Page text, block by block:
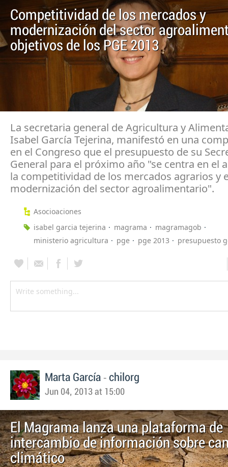
Competitividad de los mercados y
modernización del sector
objetivos de los PGE 2013
La secretaria general de Agricultura y
Isabel García Tejerina, manifestó en una
en el Congreso que el presupuesto de su
General para el próximo año "se centra en el
la competitividad de los mercados agrarios y
modernización del sector agroalimentario".
Asocioaciones
isabel garcia tejerina
magrama
magramagob
ministerio agricultura
pge pge 2013 presupuesto
Marta García - chilorg
Jun 04, 2013 at 15:00
El Magrama lanza una plataforma de
intercambio de información sobre
climático